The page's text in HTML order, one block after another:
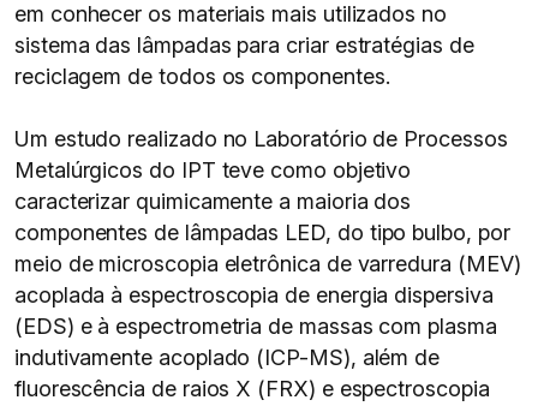
em conhecer os materiais mais utilizados no
sistema das lâmpadas para criar estratégias de
reciclagem de todos os componentes.
Um estudo realizado no Laboratório de Processos
Metalúrgicos do IPT teve como objetivo
caracterizar quimicamente a maioria dos
componentes de lâmpadas LED, do tipo bulbo, por
meio de microscopia eletrônica de varredura (MEV)
acoplada à espectroscopia de energia dispersiva
(EDS) e à espectrometria de massas com plasma
indutivamente acoplado (ICP-MS), além de
fluorescência de raios X (FRX) e espectroscopia